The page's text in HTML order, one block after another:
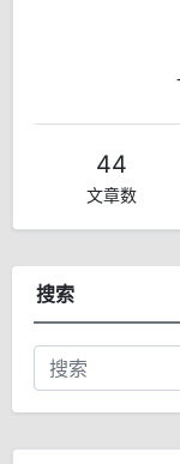
44
文章数
搜索